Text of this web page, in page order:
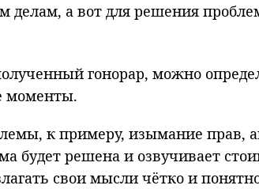
делам, а вот для решения
гонорар, можно
моменты.
к примеру, изымание прав,
будет решена и озвучивает
свои мысли чётко и